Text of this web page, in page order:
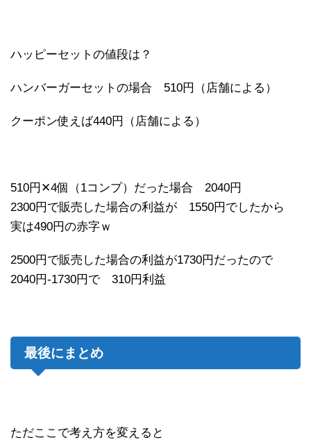
ハッピーセットの値段は？
ハンバーガーセットの場合 510円（店舗による）
クーポン使えば440円（店舗による）
510円✕4個（1コンプ）だった場合 2040円
2300円で販売した場合の利益が 1550円でしたから
実は490円の赤字ｗ
2500円で販売した場合の利益が1730円だったので
2040円-1730円で 310円利益
最後にまとめ
ただここで考え方を変えると